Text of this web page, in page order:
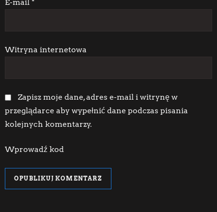
u
E-mail *
Witryna internetowa
Zapisz moje dane, adres e-mail i witrynę w
przeglądarce aby wypełnić dane podczas pisania
kolejnych komentarzy.
Wprowadź kod